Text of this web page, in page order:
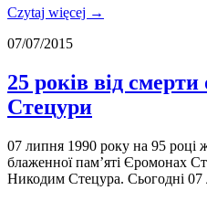
Czytaj więcej →
07/07/2015
25 років від
Стецури
07 липня 1990 року на 95 році
блаженної пам’яті Єромонах
Никодим Стецура. Сьогодні